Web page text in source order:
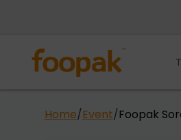
Home/Event/Foopak